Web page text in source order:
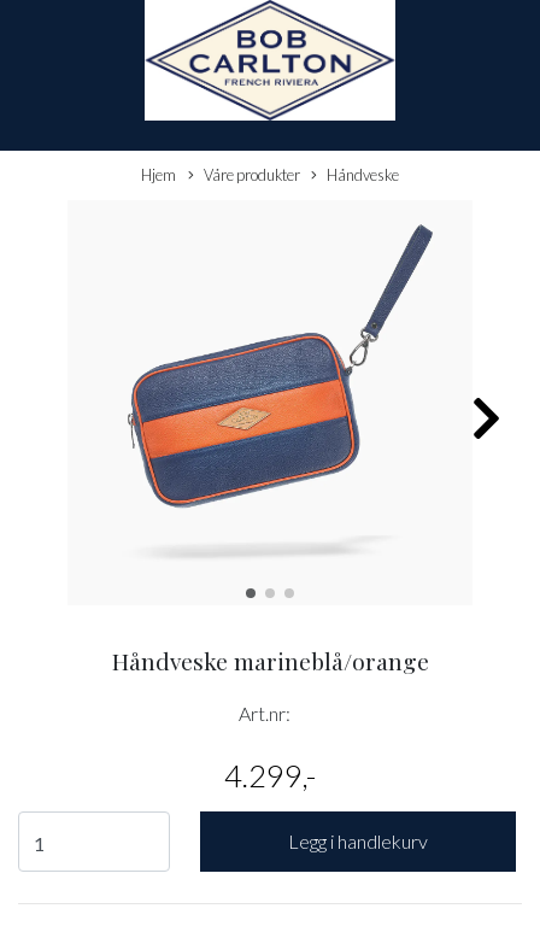
Hjem Våre produkter Håndveske
Håndveske marineblå/orange
Art.nr:
4.299,-
Legg i handlekurv